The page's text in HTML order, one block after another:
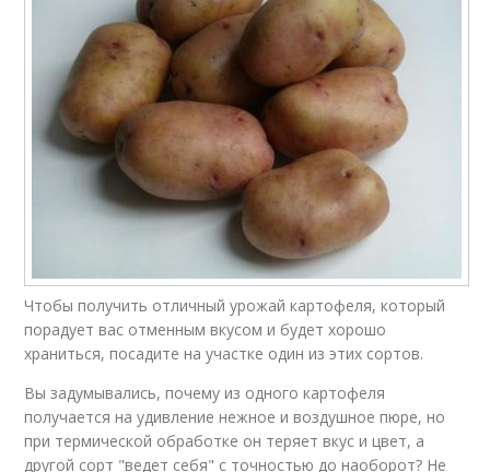
Чтобы получить отличный урожай картофеля, который
порадует вас отменным вкусом и будет хорошо
храниться, посадите на участке один из этих сортов.
Вы задумывались, почему из одного картофеля
получается на удивление нежное и воздушное пюре, но
при термической обработке он теряет вкус и цвет, а
другой сорт "ведет себя" с точностью до наоборот? Не